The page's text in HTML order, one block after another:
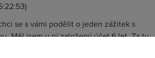
se s vámi podělit o jeden zážitek s
Měl jsem u ní založený účet 6 let. Za tu
problém a to ten že mně bezdůvodně